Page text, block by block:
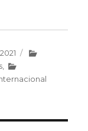
Categorias